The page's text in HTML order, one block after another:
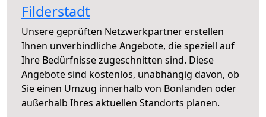
Filderstadt
Unsere geprüften Netzwerkpartner erstellen
Ihnen unverbindliche Angebote, die speziell auf
Ihre Bedürfnisse zugeschnitten sind. Diese
Angebote sind kostenlos, unabhängig davon, ob
Sie einen Umzug innerhalb von Bonlanden oder
außerhalb Ihres aktuellen Standorts planen.